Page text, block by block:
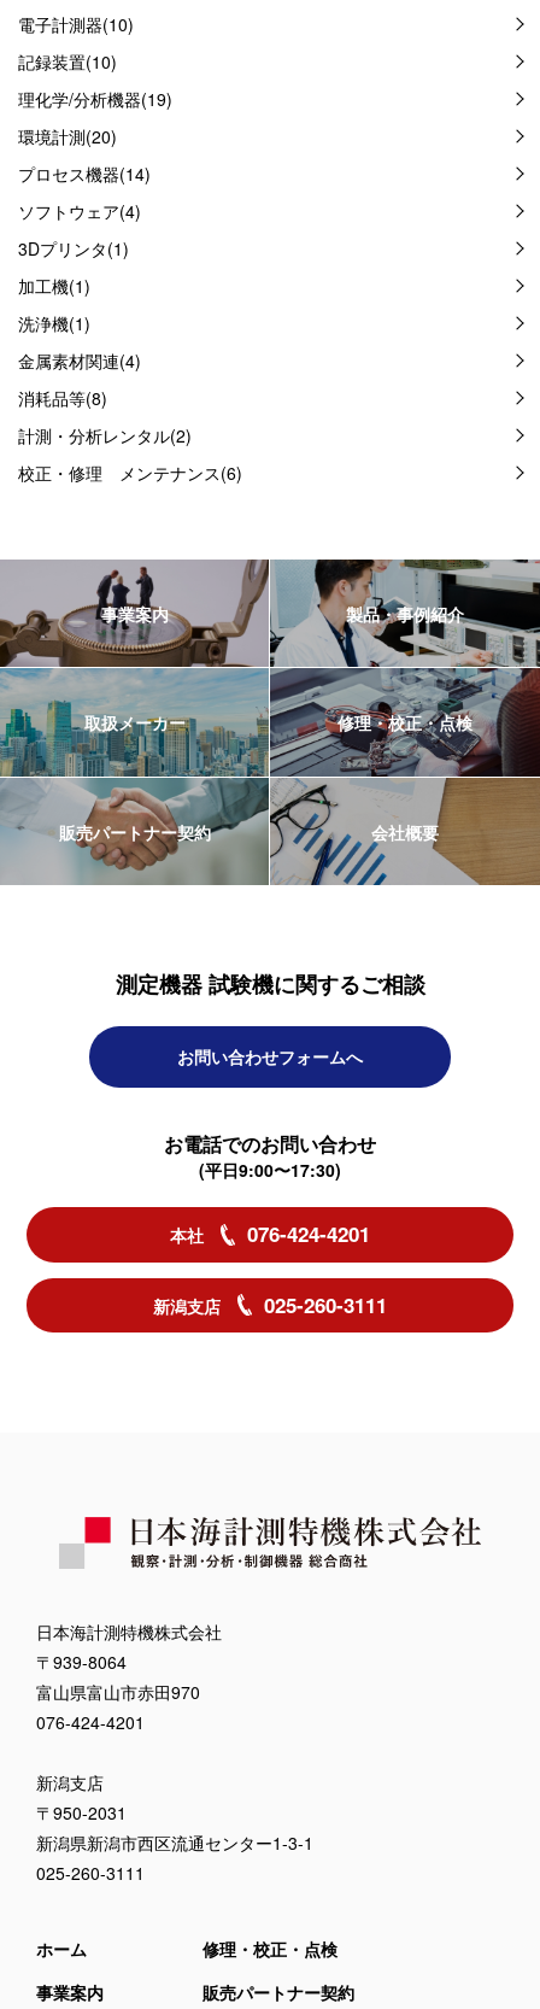
電子計測器(10)
記録装置(10)
理化学/分析機器(19)
環境計測(20)
プロセス機器(14)
ソフトウェア(4)
3Dプリンタ(1)
加工機(1)
洗浄機(1)
金属素材関連(4)
消耗品等(8)
計測・分析レンタル(2)
校正・修理 メンテナンス(6)
事業案内 製品・事例紹介
取扱メーカー 修理・校正・点検
販売パートナー契約 会社概要
測定機器 試験機に関するご相談
お問い合わせフォームへ
お電話でのお問い合わせ
(平日9:00〜17:30)
本社 076-424-4201
新潟支店 025-260-3111
日本海計測特機株式会社
〒939-8064
富山県富山市赤田970
076-424-4201
新潟支店
〒950-2031
新潟県新潟市西区流通センター1-3-1
025-260-3111
ホーム
事業案内
修理・校正・点検
販売パートナー契約